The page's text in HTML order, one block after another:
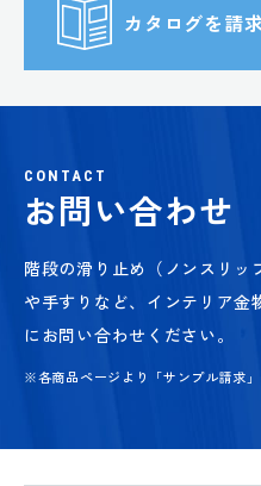
カタログを請
CONTACT
お問い合わせ
階段の滑り止め（ノンスリッ
や手すりなど、 インテリア金
にお問い合わせください。
※各商品ページより「サンプル請求」